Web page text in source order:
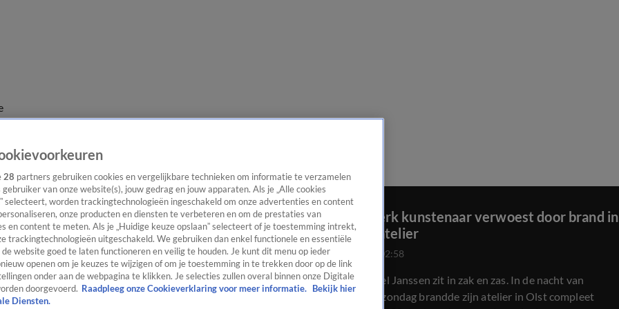
Levenswerk kunstenaar verwoest door brand in
schildersatelier
25 juli 2020, 02:58
Schilder Carel Janssen zit in zak en zas. In de nacht van
zaterdag op zondag brandde zijn atelier in Olst compleet
28 partners gebruiken cookies en vergelijkbare technieken om informatie te verzamelen
gebruiker van onze website(s), jouw gedrag en jouw apparaten. Als je „Alle cookies
selecteert, worden trackingtechnologieën ingeschakeld om onze advertenties en content
onze producten en diensten te verbeteren en om de prestaties van
en content te meten. Als je „Huidige keuze opslaan” selecteert of je toestemming intrekt,
trackingtechnologieën uitgeschakeld. We gebruiken dan enkel functionele en essentiële
de website goed te laten functioneren en veilig te houden. Je kunt dit menu op ieder
openen om je keuzes te wijzigen of om je toestemming in te trekken door op de link
onder aan de webpagina te klikken. Je selecties zullen overal binnen onze Digitale
doorgevoerd. Raadpleeg onze Cookieverklaring voor meer informatie. Bekijk hier
Diensten.